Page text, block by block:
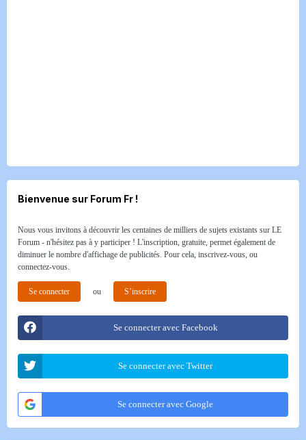
Bienvenue sur Forum Fr !
Nous vous invitons à découvrir les centaines de milliers de sujets existants sur LE
Forum - n'hésitez pas à y participer ! L'inscription, gratuite, permet également de
diminuer le nombre d'affichage de publicités. Pour cela, inscrivez-vous, ou
connectez-vous.
Se connecter ou S’inscrire
Se connecter avec Facebook
Se connecter avec Twitter
Se connecter avec Google